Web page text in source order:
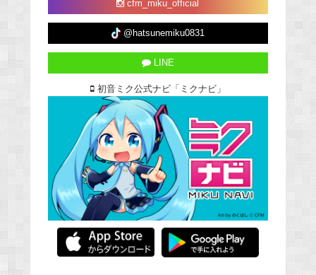
cfm_miku_official
@hatsunemiku0831
LINE
初音ミク公式ナビ「ミクナビ」